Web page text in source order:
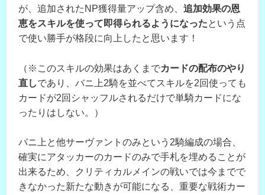
が、追加されたNP獲得量アップ含め、 追加効果の恩
恵をスキルを使って即得られるようになったという点
で使い勝手が格段に向上したと思います！
（※このスキルの効果はあくまでカードの配布のやり
直しであり、バニ上2騎を並べてスキルを2回使っても
カードが2回シャッフルされるだけで単騎カードにな
ったりはしない。）
バニ上と他サーヴァントのみという2騎編成の場合、
確実にアタッカーのカードのみで手札を埋めることが
出来るため、クリティカルメインの戦いでは今までで
きなかった新たな動きが可能になる、重要な戦術カー